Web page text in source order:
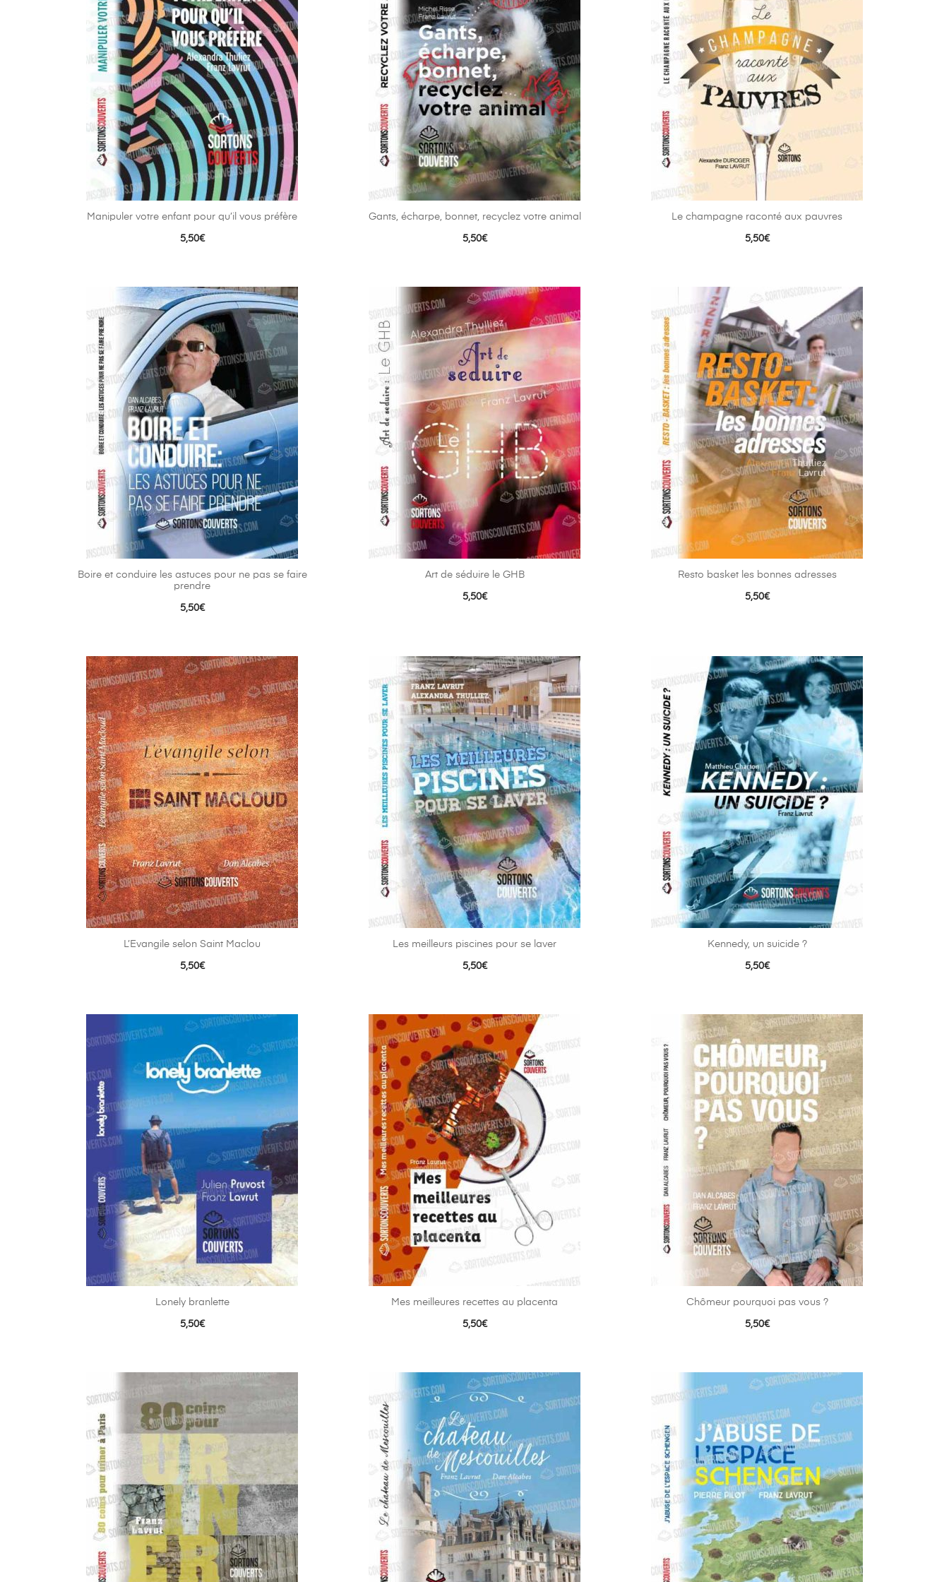
Manipuler votre enfant pour qu’il vous préfère
5,50€
Gants, écharpe, bonnet, recyclez votre animal
5,50€
Le champagne raconté aux pauvres
5,50€
Boire et conduire les astuces pour ne pas se faire
prendre
5,50€
Art de séduire le GHB
5,50€
Resto basket les bonnes adresses
5,50€
L’Evangile selon Saint Maclou
5,50€
Les meilleurs piscines pour se laver
5,50€
Kennedy, un suicide ?
5,50€
Lonely branlette
5,50€
Mes meilleures recettes au placenta
5,50€
Chômeur pourquoi pas vous ?
5,50€